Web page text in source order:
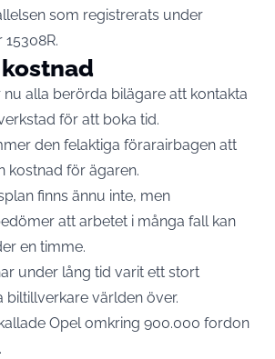
som registrerats under
alla berörda bilägare att kontakta
för att boka tid.
den felaktiga förarairbagen att
kostnad för ägaren.
finns ännu inte, men
att arbetet i många fall kan
en timme.
under lång tid varit ett stort
världen över.
Opel omkring 900.000 fordon